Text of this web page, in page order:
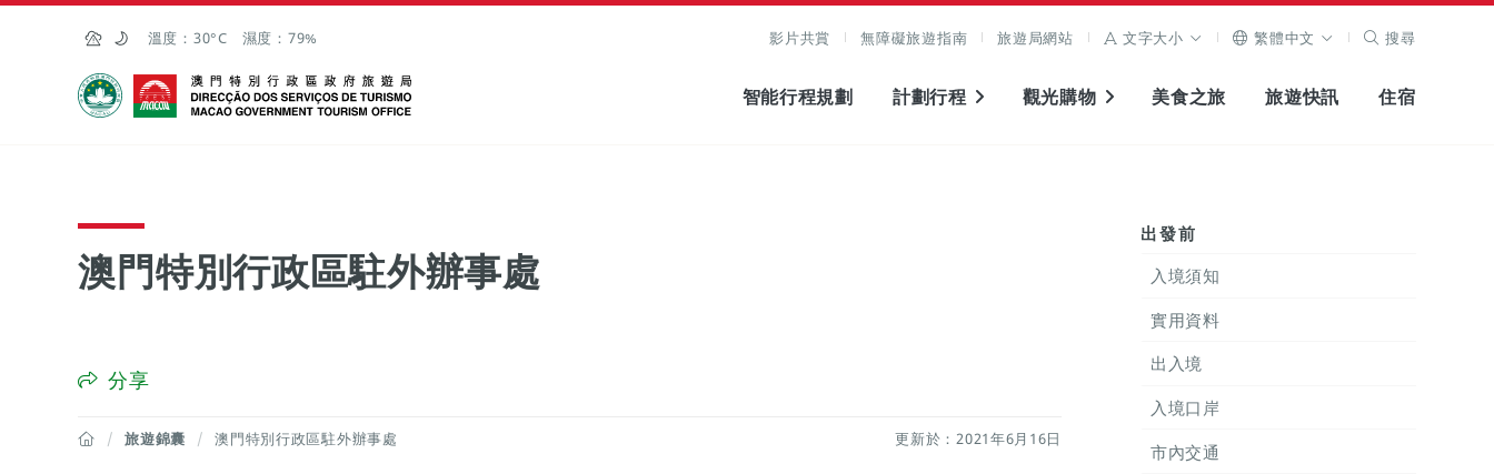
跳至主内容
溫度： 30°C 濕度： 79% 影片共賞 無障礙旅遊指南 旅遊局網站 文字大小 繁體中文 搜尋
澳門特別行政區政府旅遊局
智能行程規劃 計劃行程 觀光購物 美食之旅 旅遊快訊 住宿
澳門特別行政區駐外辦事處
分享
更新於：2021年6月16日
旅遊錦囊 澳門特別行政區駐外辦事處
出發前
入境須知
實用資料
出入境
入境口岸
市內交通